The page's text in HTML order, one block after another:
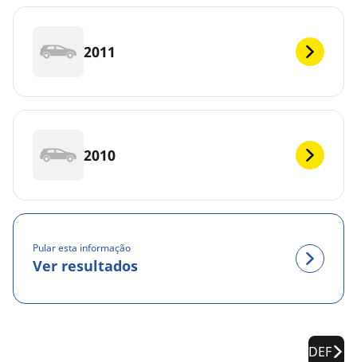
2011
2010
Pular esta informação
Ver resultados
DEF